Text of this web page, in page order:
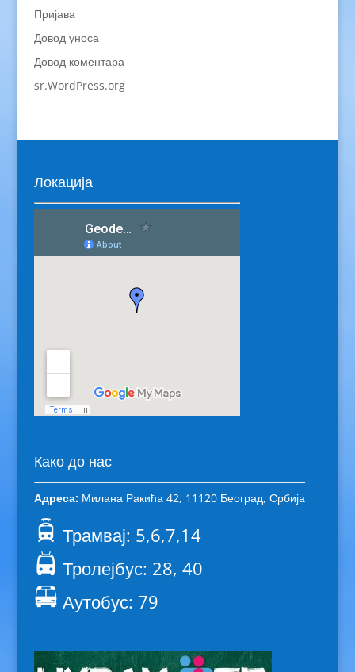
Пријава
Довод уноса
Довод коментара
sr.WordPress.org
Локација
Како до нас
Адреса:Милана Ракића 42, 11120 Београд, Србија
Трамвај: 5,6,7,14
Тролејбус: 28, 40
Аутобус: 79